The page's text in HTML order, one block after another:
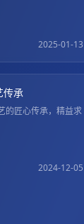
2025-01-13
01:52:15
传承
的匠心传承，精益求
2024-12-05